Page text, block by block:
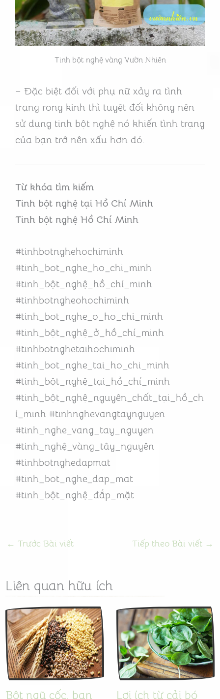
Tinh bột nghệ vàng Vườn Nhiên
– Đặc biệt đối với phụ nữ xảy ra tình
trạng rong kinh thì tuyệt đối không nên
sử dụng tinh bột nghệ nó khiến tình trạng
của bạn trở nên xấu hơn đó.
Từ khóa tìm kiếm
Tinh bột nghệ tại Hồ Chí Minh
Tinh bột nghệ Hồ Chí Minh
#tinhbotnghehochiminh
#tinh_bot_nghe_ho_chi_minh
#tinh_bột_nghệ_hồ_chí_minh
#tinhbotngheohochiminh
#tinh_bot_nghe_o_ho_chi_minh
#tinh_bột_nghệ_ở_hồ_chí_minh
#tinhbotnghetaihochiminh
#tinh_bot_nghe_tai_ho_chi_minh
#tinh_bột_nghệ_tại_hồ_chí_minh
#tinh_bột_nghệ_nguyên_chất_tại_hồ_ch
í_minh #tinhnghevangtaynguyen
#tinh_nghe_vang_tay_nguyen
#tinh_nghệ_vàng_tây_nguyên
#tinhbotnghedapmat
#tinh_bot_nghe_dap_mat
#tinh_bột_nghệ_đắp_mặt
← Trước Bài viết Tiếp theo Bài viết →
Liên quan hữu ích
Bột ngũ cốc, bạn Lợi ích từ cải bó